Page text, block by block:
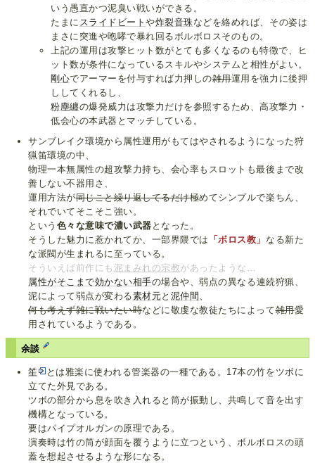
いう愚直かつ泥臭い戦いができる。
たまに スライドビートや炸裂音珠 などを絡めれば、その姿は
まさに突進や咆哮で暴れ回るボルボロスそのもの。
上記の運用は攻撃ヒット数がとても多くなるのも特徴で、ヒ
ット数が条件になっているスキルやシステムと相性がよい。
剛心でアーマーを付与すれば力押しの雑用運用を強力に後押
ししてくれるし、
粉塵纏の爆発威力は攻撃力だけを参照するため、高攻撃力・
低会心の本武器とマッチしている。
サンブレイク環境から属性運用がもてはやされるようになった狩
猟笛環境の中、
物理一本無属性の超攻撃力持ち、会心率もスロットも最後まで改
善しない不器用さ、
運用方法が同じこと繰り返してるだけ極めてシンプルで楽ちん、
それでいてそこそこ強い。
という 色々な意味で濃い武器 となった。
そうした魅力に惹かれてか、一部界隈では 「ボロス教」 なる新た
な派閥が生まれるに至っている。
そういえば前作にも 泥まみれの宗教があったような…
属性がそこまで効かない相手の場合や、弱点の異なる連続狩猟、
泥によって弱点が変わる素材元と 泥仲間
何も考えず雑に戦いたい時などに敬虔な教徒たちによって雑用愛
用されているようである。
余談
笙
とは雅楽に使われる管楽器の一種である。17本の竹をツボに
立てた外見である。
ツボの部分から息を吹き入れると筒が振動し、共鳴して音を出す
機構となっている。
要はパイプオルガンの原理である。
演奏時は竹の筒が顔面を覆うように立つという、ボルボロスの頭
蓋を想起させるような形になる。